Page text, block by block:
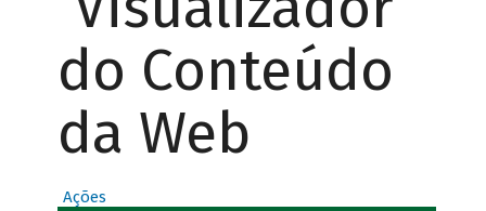
do Conteúdo
da Web
Ações